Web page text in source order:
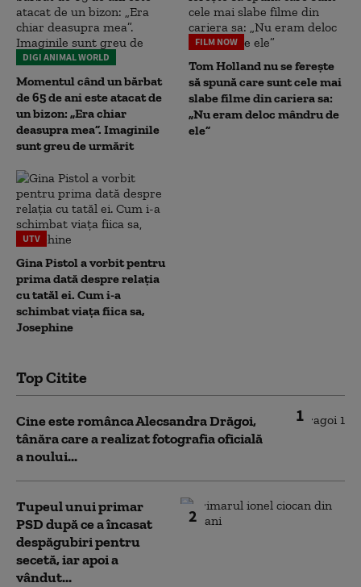
DIGI ANIMAL WORLD
Momentul când un bărbat
de 65 de ani este atacat de
un bizon: „Era chiar
deasupra mea”. Imaginile
sunt greu de urmărit
FILM NOW
Tom Holland nu se ferește
să spună care sunt cele mai
slabe filme din cariera sa:
„Nu eram deloc mândru de
ele”
UTV
Gina Pistol a vorbit pentru
prima dată despre relația
cu tatăl ei. Cum i-a
schimbat viața fiica sa,
Josephine
Top Citite
1
Cine este românca Alecsandra Drăgoi,
tânăra care a realizat fotografia oficială
a noului...
2
Tupeul unui primar
PSD după ce a încasat
despăgubiri pentru
secetă, iar apoi a
vândut...